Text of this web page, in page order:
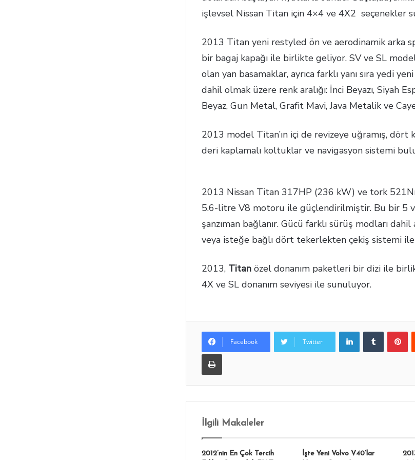
işlevsel Nissan Titan için 4×4 ve 4X2 seçenekler
2013 Titan yeni restyled ön ve aerodinamik arka
bir bagaj kapağı ile birlikte geliyor. SV ve SL
olan yan basamaklar, ayrıca farklı yanı sıra yedi
dahil olmak üzere renk aralığı: İnci Beyazı, Siyah
Beyaz, Gun Metal, Grafit Mavi, Java Metalik ve
2013 model Titan’ın içi de revizeye uğramış, dört
deri kaplamalı koltuklar ve navigasyon sistemi
2013 Nissan Titan 317HP (236 kW) ve tork
5.6-litre V8 motoru ile güçlendirilmiştir. Bu bir 5
şanzıman bağlanır. Gücü farklı sürüş modları
veya isteğe bağlı dört tekerlekten çekiş sistemi
2013, Titan özel donanım paketleri bir dizi ile
4X ve SL donanım seviyesi ile sunuluyor.
Facebook Twitter
Yazdır
İlgili Makaleler
2012’nin En Çok Tercih
İşte Yeni Volvo V40’lar